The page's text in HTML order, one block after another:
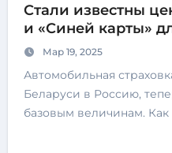
Стали известны
и «Синей карты»
Мар 19, 2025
Автомобильная страховка для тех, кто ездит из
Беларуси в Россию,
базовым величинам.